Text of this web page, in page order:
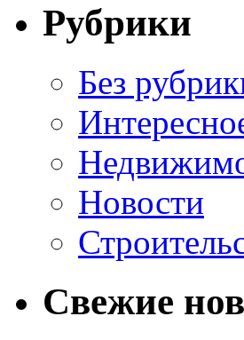
Рубрики
Без
Новости
Свежие